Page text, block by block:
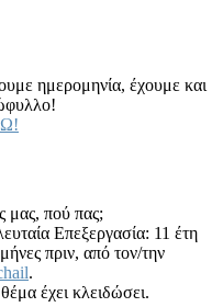
ημερομηνία, έχουμε και
μας, πού πας;
Επεξεργασία: 11 έτη
πριν, από τον/την
.
έχει κλειδώσει.